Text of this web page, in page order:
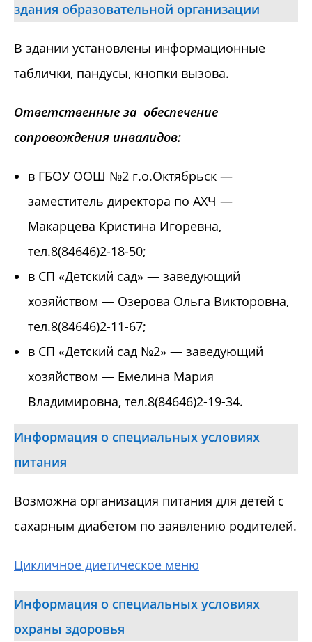
здания образовательной организации
В здании установлены информационные
таблички, пандусы, кнопки вызова.
Ответственные за обеспечение
сопровождения инвалидов:
в ГБОУ ООШ №2 г.о.Октябрьск —
заместитель директора по АХЧ —
Макарцева Кристина Игоревна,
тел.8(84646)2-18-50;
в СП «Детский сад» — заведующий
хозяйством — Озерова Ольга Викторовна,
тел.8(84646)2-11-67;
в СП «Детский сад №2» — заведующий
хозяйством — Емелина Мария
Владимировна, тел.8(84646)2-19-34.
Информация о специальных условиях
питания
Возможна организация питания для детей с
сахарным диабетом по заявлению родителей.
Цикличное диетическое меню
Информация о специальных условиях
охраны здоровья